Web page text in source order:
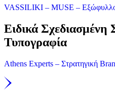
VASSILIKI – MUSE – Εξώφυλλο
Ειδικά Σχεδιασμένη
Τυπογραφία
Athens Experts – Στρατηγική